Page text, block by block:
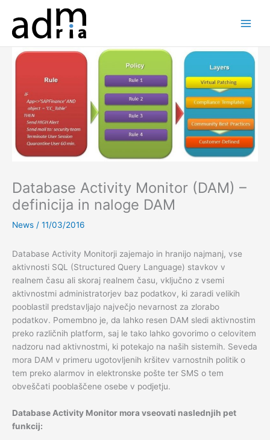
content
Database Activity Monitor (DAM) –
definicija in naloge DAM
News / 11/03/2016
Database Activity Monitorji zajemajo in hranijo najmanj, vse
aktivnosti SQL (Structured Query Language) stavkov v
realnem času ali skoraj realnem času, vključno z vsemi
aktivnostmi administratorjev baz podatkov, ki zaradi velikih
pooblastil predstavljajo največjo nevarnost za zlorabo
podatkov. Pomembno je, da lahko resen DAM sledi aktivnostim
preko različnih platform, saj le tako lahko govorimo o celovitem
nadzoru nad aktivnostmi, ki potekajo na naših sistemih. Seveda
mora DAM v primeru ugotovljenih kršitev varnostnih politik o
tem preko alarmov in elektronske pošte ter SMS o tem
obveščati pooblaščene osebe v podjetju.
Database Activity Monitor mora vseovati naslednjih pet
funkcij: